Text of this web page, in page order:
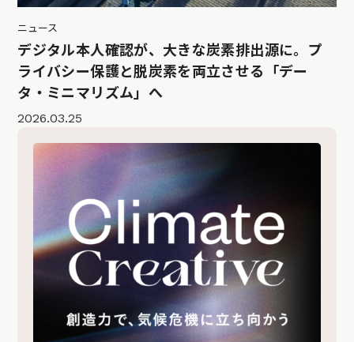
ニュース
デジタル本人確認が、大きな炭素排出源に。プ
ライバシー保護と脱炭素を両立させる「デー
タ・ミニマリズム」へ
2026.03.25